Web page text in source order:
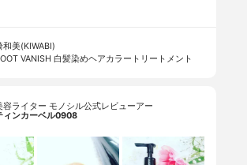
和美(KIWABI)
VANISH 白髪染めヘアカラートリートメント
容ライター モノシル公式レビューアー
ィンカーベル0908